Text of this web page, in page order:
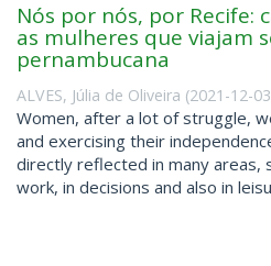
Nós por nós, por Recife:
as mulheres que viajam
pernambucana
ALVES, Júlia de Oliveira (2021-12-03
Women, after a lot of struggle,
and exercising their
directly reflected in many areas,
work, in decisions and also in